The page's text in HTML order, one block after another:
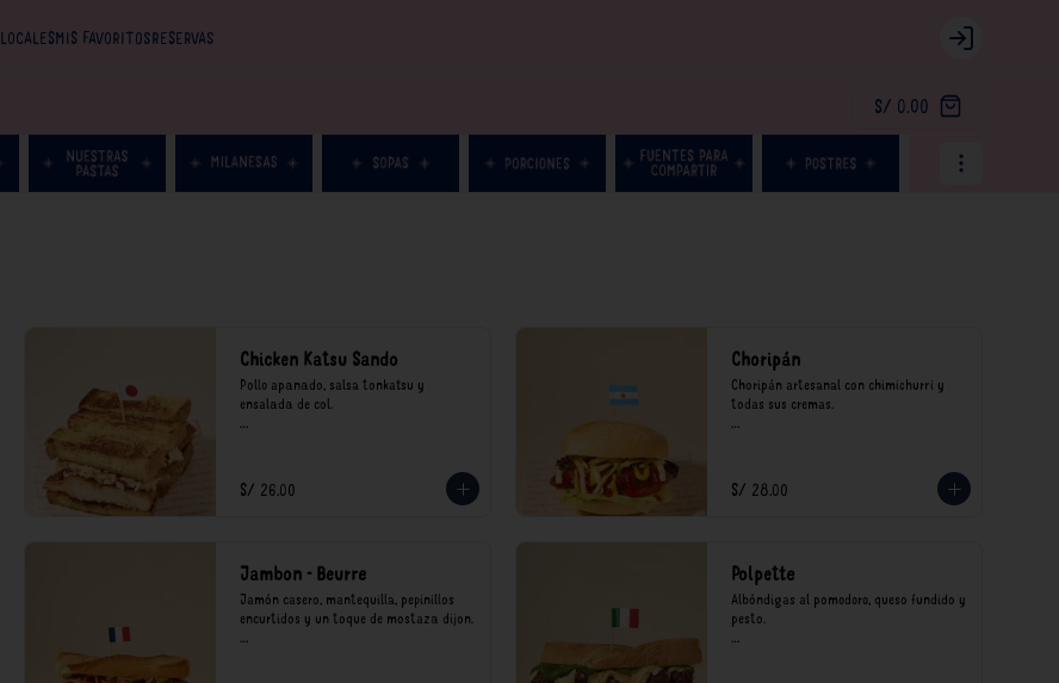
LOCALESMIS FAVORITOSRESERVAS Login
S/ 0.00
Chicken Katsu Sando
Pollo apanado, salsa tonkatsu y
ensalada de col.
recargo al consumo.
S/ 26.00
Choripán
Choripán artesanal con chimichurri y
todas sus cremas.
recargo al consumo.
S/ 28.00
Jambon - Beurre
Jamón casero, mantequilla, pepinillos
encurtidos y un toque de mostaza dijon.
Polpette
Albóndigas al pomodoro, queso fundido y
pesto.